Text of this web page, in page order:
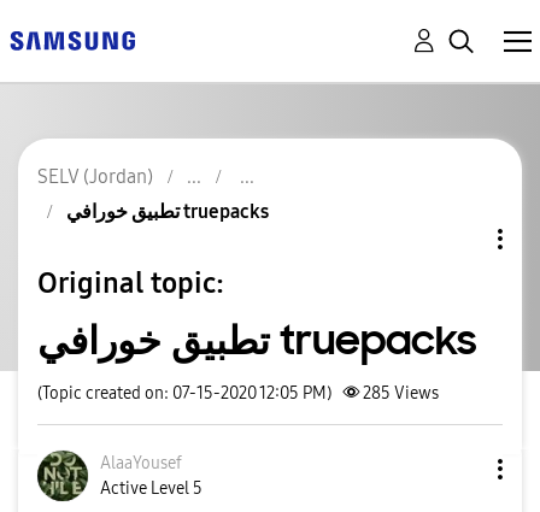
SELV (Jordan)
تطبيق خورافي truepacks
Original topic:
تطبيق خورافي truepacks
(Topic created on: 07-15-2020 12:05 PM) 285 Views
AlaaYousef
Active Level 5